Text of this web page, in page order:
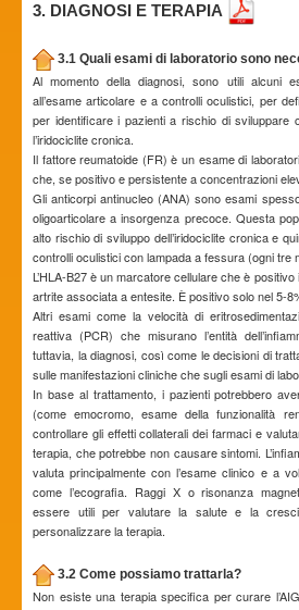
3. DIAGNOSI E TERAPIA
3.1 Quali esami di laboratorio sono
Al momento della diagnosi, sono utili alcuni
all’esame articolare e a controlli oculistici, per
per identificare i pazienti a rischio di sviluppare
l’iridociclite cronica.
Il fattore reumatoide (FR) è un esame di
che, se positivo e persistente a concentrazioni
Gli anticorpi antinucleo (ANA) sono esami
oligoarticolare a insorgenza precoce. Questa
alto rischio di sviluppo dell’iridociclite cronica e
controlli oculistici con lampada a fessura (ogni tre
L’HLA-B27 è un marcatore cellulare che è
artrite associata a entesite. È positivo solo nel 5-
Altri esami come la velocità di
reattiva (PCR) che misurano l’entità
tuttavia, la diagnosi, così come le decisioni di
sulle manifestazioni cliniche che sugli esami di
In base al trattamento, i pazienti potrebbero
(come emocromo, esame della funzionalità
controllare gli effetti collaterali dei farmaci e
terapia, che potrebbe non causare sintomi.
valuta principalmente con l’esame clinico e a
come l’ecografia. Raggi X o risonanza
essere utili per valutare la salute e la
personalizzare la terapia.
3.2 Come possiamo trattarla?
Non esiste una terapia specifica per curare